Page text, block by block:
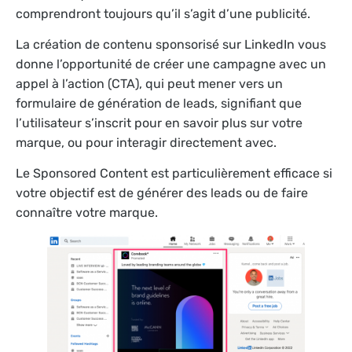
comprendront toujours qu’il s’agit d’une publicité.
La création de contenu sponsorisé sur LinkedIn vous
donne l’opportunité de créer une campagne avec un
appel à l’action (CTA), qui peut mener vers un
formulaire de génération de leads, signifiant que
l’utilisateur s’inscrit pour en savoir plus sur votre
marque, ou pour interagir directement avec.
Le Sponsored Content est particulièrement efficace si
votre objectif est de générer des leads ou de faire
connaître votre marque.